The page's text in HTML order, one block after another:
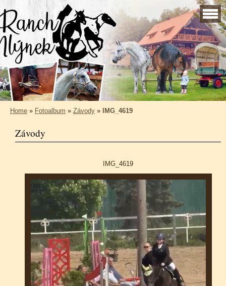
Home » Fotoalbum » Závody » IMG_4619
Závody
IMG_4619